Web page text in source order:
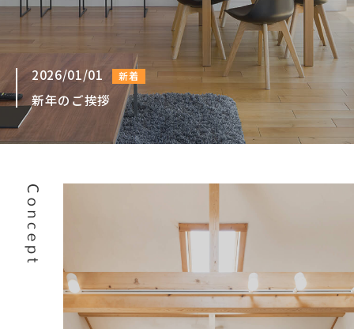
2026/01/01 新着
新年のご挨拶
マスク着用
非接触型検温と
体調の相互確認
の徹底
手洗いうがい
の徹底
ソーシャル
ディスタン
の徹底